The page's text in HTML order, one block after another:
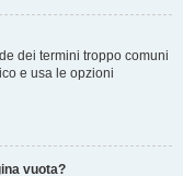
dei termini troppo comuni
e usa le opzioni
vuota?